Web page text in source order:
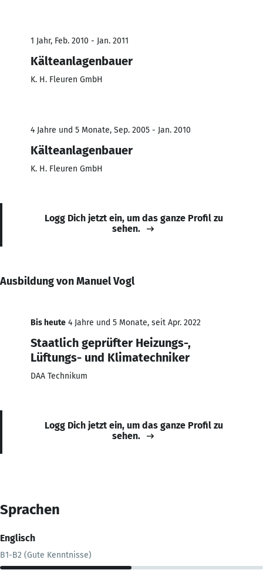
1 Jahr, Feb. 2010 - Jan. 2011
Kälteanlagenbauer
K. H. Fleuren GmbH
4 Jahre und 5 Monate, Sep. 2005 - Jan. 2010
Kälteanlagenbauer
K. H. Fleuren GmbH
Logg Dich jetzt ein, um das ganze Profil zu
sehen.
Ausbildung von Manuel Vogl
Bis heute 4 Jahre und 5 Monate, seit Apr. 2022
Staatlich geprüfter Heizungs-,
Lüftungs- und Klimatechniker
DAA Technikum
Logg Dich jetzt ein, um das ganze Profil zu
sehen.
Sprachen
Englisch
B1-B2 (Gute Kenntnisse)